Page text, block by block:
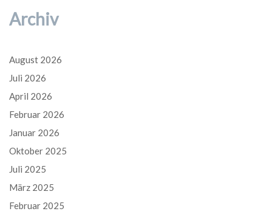
Archiv
August 2026
Juli 2026
April 2026
Februar 2026
Januar 2026
Oktober 2025
Juli 2025
März 2025
Februar 2025